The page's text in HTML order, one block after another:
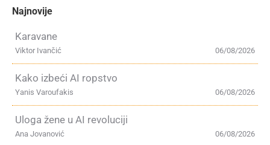
Najnovije
Karavane
06/08/2026
Viktor Ivančić
Kako izbeći AI ropstvo
06/08/2026
Yanis Varoufakis
Uloga žene u AI revoluciji
06/08/2026
Ana Jovanović